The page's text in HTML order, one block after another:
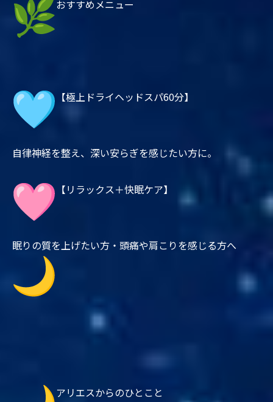
おすすめメニュー
【極上ドライヘッドスパ60分】
自律神経を整え、深い安らぎを感じたい方に。
【リラックス＋快眠ケア】
眠りの質を上げたい方・頭痛や肩こりを感じる方へ
アリエスからのひとこと